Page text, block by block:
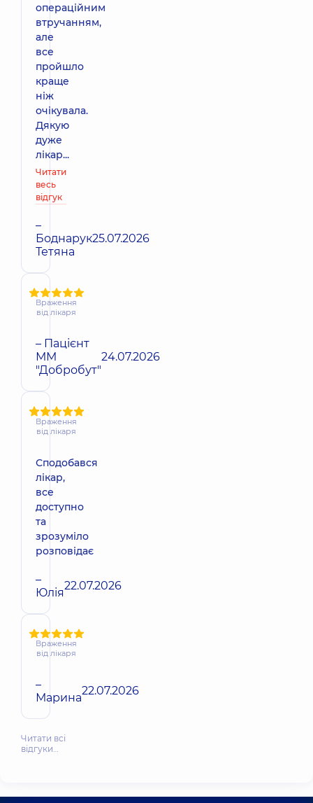
операційним
втручанням,
але
все
пройшло
краще
ніж
очікувала.
Дякую
дуже
лікар...
Читати
весь
відгук
–
Боднарук
Тетяна
25.07.2026
Враження
від лікаря
– Пацієнт
ММ
"Добробут"
24.07.2026
Враження
від лікаря
Сподобався
лікар,
все
доступно
та
зрозуміло
розповідає
–
Юлія22.07.2026
Враження
від лікаря
–
Марина22.07.2026
Читати всі
відгуки…